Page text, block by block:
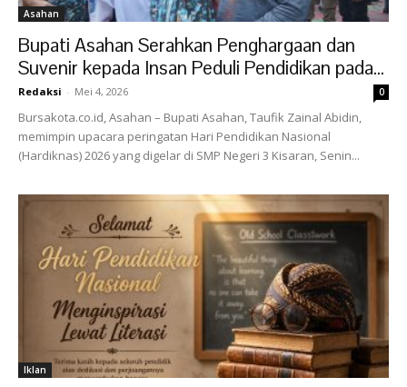
Asahan
Bupati Asahan Serahkan Penghargaan dan
Suvenir kepada Insan Peduli Pendidikan pada...
Redaksi - Mei 4, 2026 0
Bursakota.co.id, Asahan – Bupati Asahan, Taufik Zainal Abidin,
memimpin upacara peringatan Hari Pendidikan Nasional
(Hardiknas) 2026 yang digelar di SMP Negeri 3 Kisaran, Senin...
Iklan